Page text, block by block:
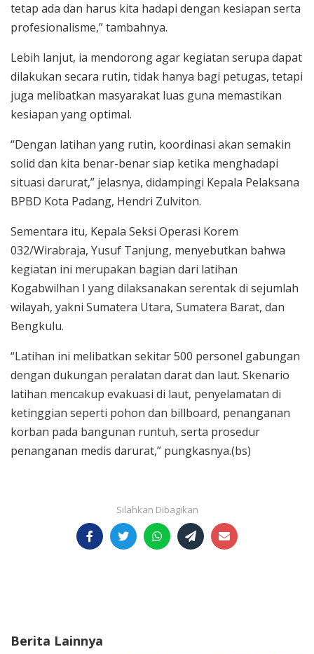
tetap ada dan harus kita hadapi dengan kesiapan serta
profesionalisme,” tambahnya.
Lebih lanjut, ia mendorong agar kegiatan serupa dapat
dilakukan secara rutin, tidak hanya bagi petugas, tetapi
juga melibatkan masyarakat luas guna memastikan
kesiapan yang optimal.
“Dengan latihan yang rutin, koordinasi akan semakin
solid dan kita benar-benar siap ketika menghadapi
situasi darurat,” jelasnya, didampingi Kepala Pelaksana
BPBD Kota Padang, Hendri Zulviton.
Sementara itu, Kepala Seksi Operasi Korem
032/Wirabraja, Yusuf Tanjung, menyebutkan bahwa
kegiatan ini merupakan bagian dari latihan
Kogabwilhan I yang dilaksanakan serentak di sejumlah
wilayah, yakni Sumatera Utara, Sumatera Barat, dan
Bengkulu.
“Latihan ini melibatkan sekitar 500 personel gabungan
dengan dukungan peralatan darat dan laut. Skenario
latihan mencakup evakuasi di laut, penyelamatan di
ketinggian seperti pohon dan billboard, penanganan
korban pada bangunan runtuh, serta prosedur
penanganan medis darurat,” pungkasnya.(bs)
Berita Lainnya